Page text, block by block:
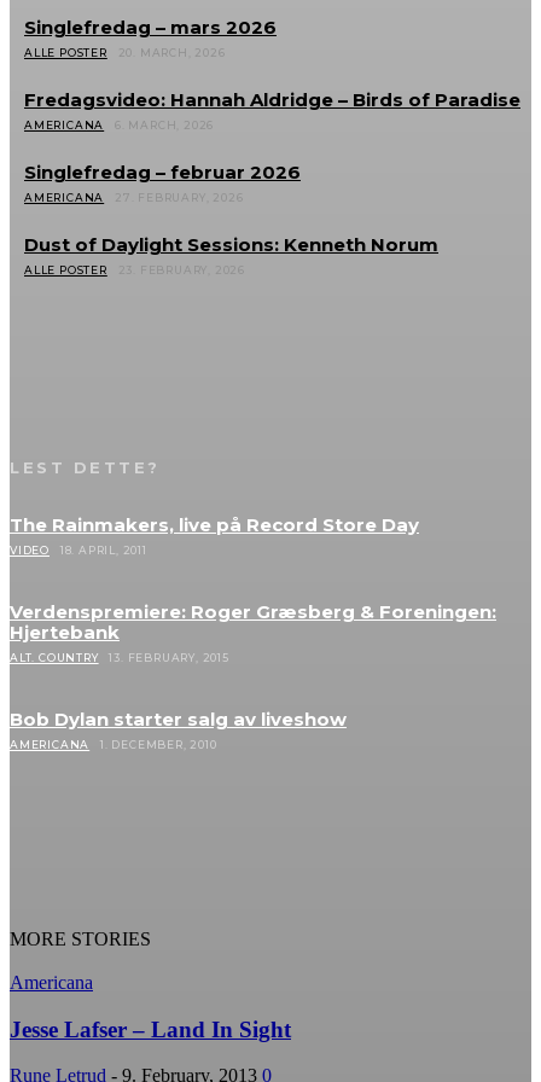
Singlefredag – mars 2026
ALLE POSTER 20. MARCH, 2026
Fredagsvideo: Hannah Aldridge – Birds of Paradise
AMERICANA 6. MARCH, 2026
Singlefredag – februar 2026
AMERICANA 27. FEBRUARY, 2026
Dust of Daylight Sessions: Kenneth Norum
ALLE POSTER 23. FEBRUARY, 2026
LEST DETTE?
The Rainmakers, live på Record Store Day
VIDEO 18. APRIL, 2011
Verdenspremiere: Roger Græsberg & Foreningen:
Hjertebank
ALT. COUNTRY 13. FEBRUARY, 2015
Bob Dylan starter salg av liveshow
AMERICANA 1. DECEMBER, 2010
MORE STORIES
Americana
Jesse Lafser – Land In Sight
Rune Letrud - 9. February, 2013 0